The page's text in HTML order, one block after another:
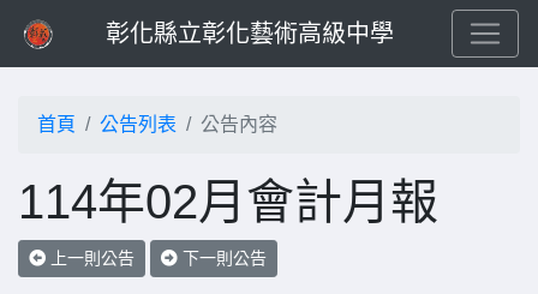
彰化縣立彰化藝術高級中學
首頁 公告列表 公告內容
114年02月會計月報
上一則公告 下一則公告